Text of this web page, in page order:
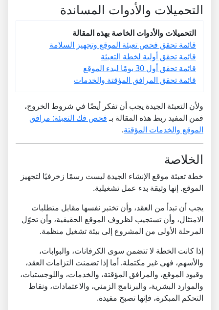
التحميلات والأدوات المساندة
التحميلات والأدوات الخاصة بهذه المقالة
قائمة تحقق فحص تعبئة الموقع وتجهيز السلامة
قائمة تحقق أولية لخطة التعبئة
قائمة تحقق أول 30 يومًا لبدء الموقع
قائمة تحقق المرافق المؤقتة والخدمات
ولأن التعبئة الجيدة يجب أن تفكر أيضًا في شروط الخروج،
فمن المفيد ربط هذه المقالة بـفحص فك التعبئة: مرافق
الموقع والخدمات المؤقتة.
الخلاصة
خطة تعبئة موقع الإنشاء الجيدة ليست رسمًا زخرفيًا لتجهيز
الموقع. إنها وثيقة بدء عمل تشغيلية.
يجب أن تبدأ من العقد، وأن تختبر نفسها مقابل متطلبات
الامتثال، وأن تستجيب لظروف الموقع الحقيقية، وأن تحوّل
المرحلة الأولى من المشروع إلى بيئة تشغيل منظمة.
إذا كانت الخطة لا تتضمن سوى الكرفانات، والبوابات،
والأسهم، فهي غير مكتملة. أما إذا تضمنت التزامات العقد،
وقيود الموقع، والمرافق المؤقتة، والخدمات، واللوجستيات،
والموارد البشرية، والبرنامج الزمني، والاعتمادات، ونقاط
التحكم المبكرة، فإنها تصبح مفيدة.